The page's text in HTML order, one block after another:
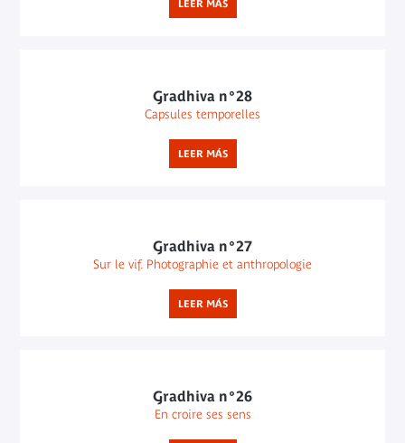
LEER MÁS
Gradhiva n°28
Capsules temporelles
LEER MÁS
Gradhiva n°27
Sur le vif. Photographie et anthropologie
LEER MÁS
Gradhiva n°26
En croire ses sens